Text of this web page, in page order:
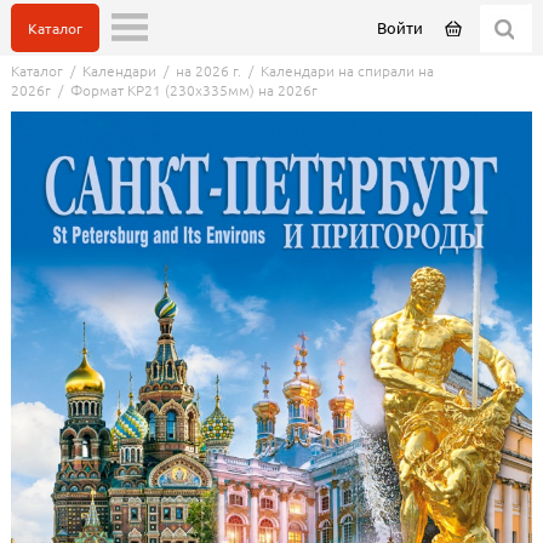
Войти
Каталог
Каталог/ Календари / на 2026 г. / Календари на спирали на
2026г/ Формат КР21 (230х335мм) на 2026г